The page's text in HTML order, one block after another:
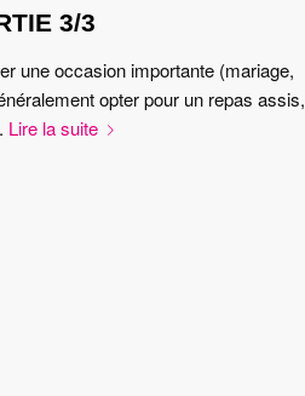
3/3
une occasion importante (mariage,
opter pour un repas assis,
Lire la suite